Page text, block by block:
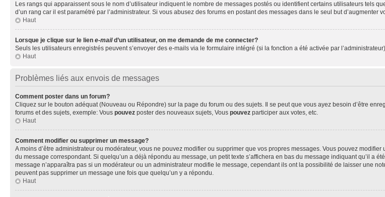
Les rangs qui apparaissent sous le nom d’utilisateur indiquent le nombre de messages postés ou identifient certains utilisateurs tels
d’un rang car il est paramétré par l’administrateur. Si vous abusez des forums en postant des messages dans le seul but
Haut
Lorsque je clique sur le lien e-maild’un utilisateur, on me demande de me connecter?
Seuls les utilisateurs enregistrés peuvent s’envoyer des e-mails via le formulaire intégré (si la fonction a été activée par
Haut
Problèmes liés aux envois de messages
Comment poster dans un forum?
Cliquez sur le bouton adéquat (Nouveau ou Répondre) sur la page du forum ou des sujets. Il se peut que vous ayez besoin d’être
forums et des sujets, exemple: Vous pouvez poster des nouveaux sujets, Vous pouvez participer aux votes, etc.
Haut
Comment modifier ou supprimer un message?
A moins d’être administrateur ou modérateur, vous ne pouvez modifier ou supprimer que vos propres messages. Vous pouvez
du message correspondant. Si quelqu’un a déjà répondu au message, un petit texte s’affichera en bas du message indiquant qu’il a
message n’apparaîtra pas si un modérateur ou un administrateur modifie le message, cependant ils ont la possibilité de laisser une
peuvent pas supprimer un message une fois que quelqu’un y a répondu.
Haut